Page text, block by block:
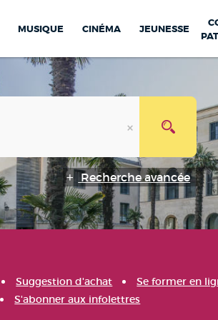
MUSIQUE CINÉMA JEUNESSE
Recherche avancée
Suggestion d'achat
Se former en
S'abonner aux infolettres